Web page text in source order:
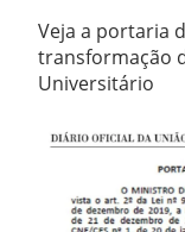
Veja a portaria
transformação
Universitário